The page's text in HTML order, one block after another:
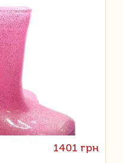
1401 грн